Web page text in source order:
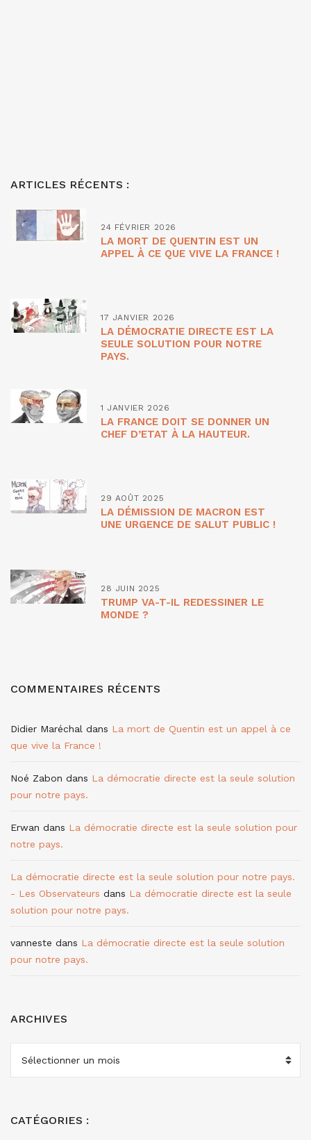
ARTICLES RÉCENTS :
24 FÉVRIER 2026
LA MORT DE QUENTIN EST UN
APPEL À CE QUE VIVE LA FRANCE !
17 JANVIER 2026
LA DÉMOCRATIE DIRECTE EST LA
SEULE SOLUTION POUR NOTRE
PAYS.
1 JANVIER 2026
LA FRANCE DOIT SE DONNER UN
CHEF D’ETAT À LA HAUTEUR.
29 AOÛT 2025
LA DÉMISSION DE MACRON EST
UNE URGENCE DE SALUT PUBLIC !
28 JUIN 2025
TRUMP VA-T-IL REDESSINER LE
MONDE ?
COMMENTAIRES RÉCENTS
Didier Maréchal dans La mort de Quentin est un appel à ce
que vive la France !
Noé Zabon dans La démocratie directe est la seule solution
pour notre pays.
Erwan dans La démocratie directe est la seule solution pour
notre pays.
La démocratie directe est la seule solution pour notre pays.
- Les Observateurs dans La démocratie directe est la seule
solution pour notre pays.
vanneste dans La démocratie directe est la seule solution
pour notre pays.
ARCHIVES
CATÉGORIES :